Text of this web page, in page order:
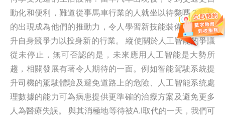
動化和便利，難道從事馬車行業的人就坐以待斃嗎？科技
的出現成為他們的推動力，令人學習新技能裝備自己，提
升自身競爭力以投身新的行業。 縱使關於人工智能的爭議
從未停止，無可否認的是，未來應用人工智能是大勢所
趨，相關發展有著令人期待的一面。例如智能駕駛系統提
升司機的駕駛體驗及避免道路上的危險、人工智能系统處
理數據的能力可為病患提供更準確的治療方案及避免更多
人為醫療失誤。 與其消極地等待被A.I取代的一天，我們可